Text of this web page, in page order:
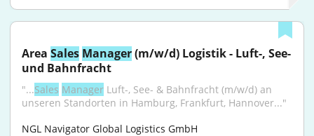
Area Sales Manager (m/w/d) Logistik - Luft-, See-
und Bahnfracht
"...Sales Manager Luft-, See- & Bahnfracht (m/w/d) an
unseren Standorten in Hamburg, Frankfurt, Hannover..."
NGL Navigator Global Logistics GmbH